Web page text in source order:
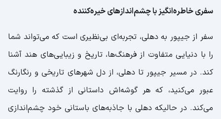
سفری خاطره‌انگیز با چشم‌اندازهای خیره‌کننده
سفر از جیپور به دهلی، تجربه‌ای بی‌نظیری است که می‌تواند شما
را با دنیایی متفاوت از فرهنگ‌ها، تاریخ و زیبایی‌های هند آشنا
کند. در مسیر جیپور تا دهلی، از دل شهرهای تاریخی و رنگارنگ
عبور می‌کنید، که هر گوشه‌اش داستانی از گذشته را روایت
می‌کند. در حالیکه دهلی با جاذبه‌های باستانی خود چشم‌اندازی